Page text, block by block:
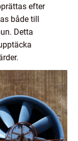
efter
både till
Detta